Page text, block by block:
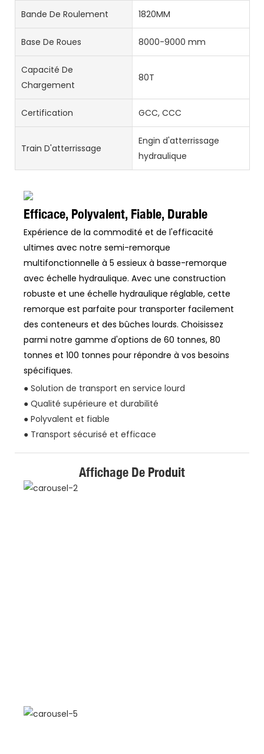
Bande De Roulement 1820MM
Base De Roues 8000-9000 mm
Capacité De
Chargement
80T
Certification GCC, CCC
Train D'atterrissage
Engin d'atterrissage
hydraulique
Efficace, Polyvalent, Fiable, Durable
Expérience de la commodité et de l'efficacité
ultimes avec notre semi-remorque
multifonctionnelle à 5 essieux à basse-remorque
avec échelle hydraulique. Avec une construction
robuste et une échelle hydraulique réglable, cette
remorque est parfaite pour transporter facilement
des conteneurs et des bûches lourds. Choisissez
parmi notre gamme d'options de 60 tonnes, 80
tonnes et 100 tonnes pour répondre à vos besoins
spécifiques.
● Solution de transport en service lourd
● Qualité supérieure et durabilité
● Polyvalent et fiable
● Transport sécurisé et efficace
Affichage De Produit